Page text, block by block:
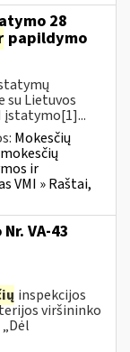
28
papildymo
su Lietuvos
įstatymo[1]...
Mokesčių
ir
VMI » Raštai,
VA-43
inspekcijos
viršininko